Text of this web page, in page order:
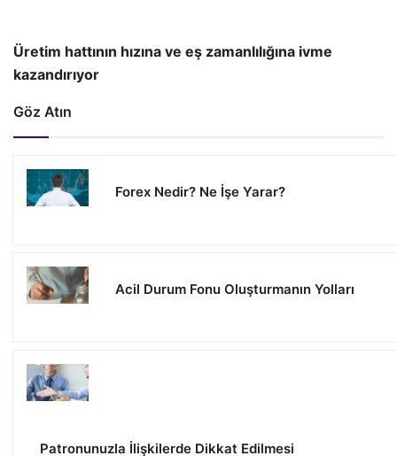
Üretim hattının hızına ve eş zamanlılığına ivme
kazandırıyor
Göz Atın
Forex Nedir? Ne İşe Yarar?
Acil Durum Fonu Oluşturmanın Yolları
Patronunuzla İlişkilerde Dikkat Edilmesi